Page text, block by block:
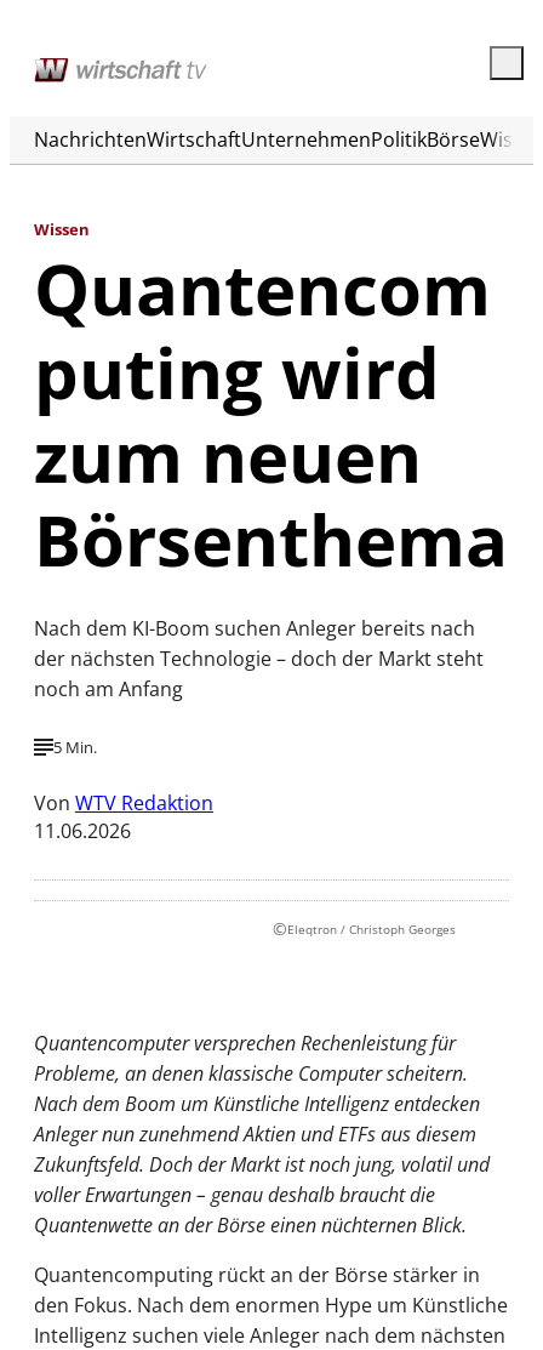
NachrichtenWirtschaftUnternehmenPolitikBörse
Wissen
Quantencom
puting wird
zum neuen
Börsenthema
Nach dem KI-Boom suchen Anleger bereits nach
der nächsten Technologie – doch der Markt steht
noch am Anfang
5 Min.
Von WTV Redaktion
11.06.2026
©Eleqtron / Christoph Georges
Quantencomputer versprechen Rechenleistung für
Probleme, an denen klassische Computer scheitern.
Nach dem Boom um Künstliche Intelligenz entdecken
Anleger nun zunehmend Aktien und ETFs aus diesem
Zukunftsfeld. Doch der Markt ist noch jung, volatil und
voller Erwartungen – genau deshalb braucht die
Quantenwette an der Börse einen nüchternen Blick.
Quantencomputing rückt an der Börse stärker in
den Fokus. Nach dem enormen Hype um Künstliche
Intelligenz suchen viele Anleger nach dem nächsten